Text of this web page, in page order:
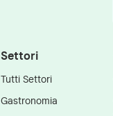
Settori
Tutti Settori
Gastronomia